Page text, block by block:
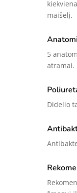
maišelį.
5
atramai.
Didelio